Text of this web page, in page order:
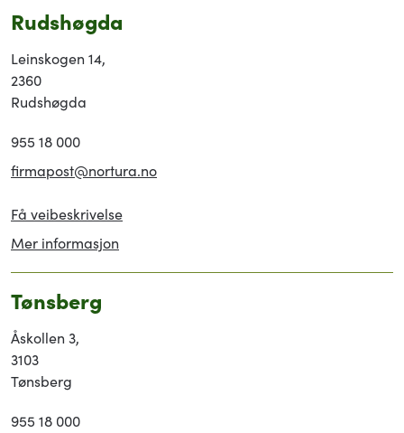
Rudshøgda
Leinskogen 14,
2360
Rudshøgda
955 18 000
firmapost@nortura.no
Få veibeskrivelse
Mer informasjon
Tønsberg
Åskollen 3,
3103
Tønsberg
955 18 000